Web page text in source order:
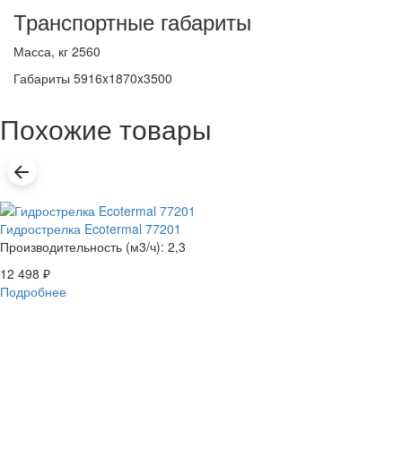
Транспортные габариты
Масса, кг 2560
Габариты 5916x1870x3500
Похожие товары
Гидрострелка Ecotermal 77201
Производительность (м3/ч): 2,3
12 498 ₽
Подробнее